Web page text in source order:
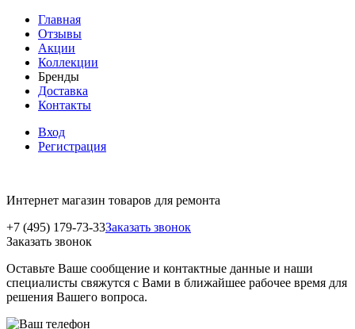
Главная
Отзывы
Акции
Коллекции
Бренды
Доставка
Контакты
Вход
Регистрация
Интернет магазин товаров для ремонта
+7 (495) 179-73-33Заказать звонок
Заказать звонок
Оставьте Ваше сообщение и контактные данные и наши
специалисты свяжутся с Вами в ближайшее рабочее время для
решения Вашего вопроса.